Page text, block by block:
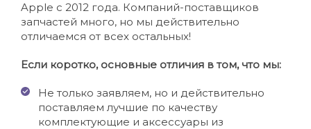
Apple с 2012 года. Компаний-поставщиков
запчастей много, но мы действительно
отличаемся от всех остальных!
Если коротко, основные отличия в том, что мы:
Не только заявляем, но и действительно
поставляем лучшие по качеству
комплектующие и аксессуары из